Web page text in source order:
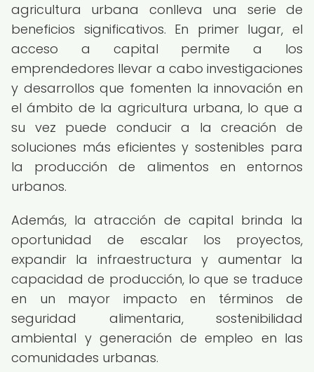
agricultura urbana conlleva una serie de
beneficios significativos. En primer lugar, el
acceso a capital permite a los
emprendedores llevar a cabo investigaciones
y desarrollos que fomenten la innovación en
el ámbito de la agricultura urbana, lo que a
su vez puede conducir a la creación de
soluciones más eficientes y sostenibles para
la producción de alimentos en entornos
urbanos.
Además, la atracción de capital brinda la
oportunidad de escalar los proyectos,
expandir la infraestructura y aumentar la
capacidad de producción, lo que se traduce
en un mayor impacto en términos de
seguridad alimentaria, sostenibilidad
ambiental y generación de empleo en las
comunidades urbanas.